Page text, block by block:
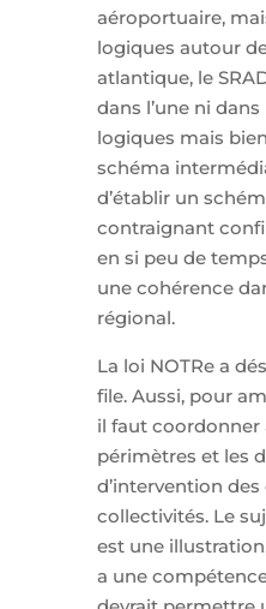
aéroportuaire,
logiques autour
atlantique, le
dans l’une ni dans
logiques mais
schéma
d’établir un
contraignant
en si peu de
une cohérence
régional.
La loi NOTRe a
file. Aussi, pour
il faut coordonner
périmètres et les
d’intervention
collectivités. Le
est une
a une